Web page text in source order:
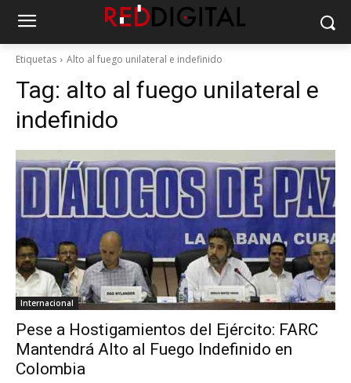
Etiquetas Alto al fuego unilateral e indefinido
Tag: alto al fuego unilateral e
indefinido
Internacional
Pese a Hostigamientos del Ejército: FARC
Mantendrá Alto al Fuego Indefinido en
Colombia